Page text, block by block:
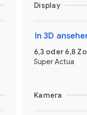
Display
In 3D
6,3 oder 6,8
Super Actua
Kamera